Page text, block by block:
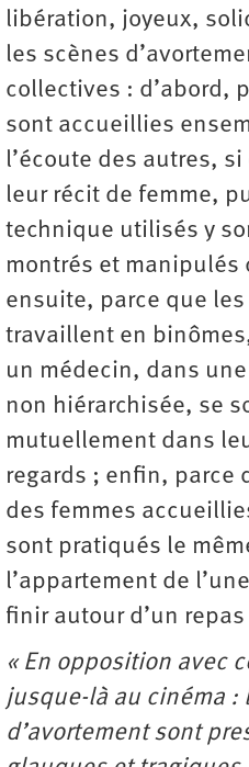
libération, joyeux,
les scènes
collectives : d’abord,
sont accueillies
l’écoute des autres,
leur récit de femme,
technique utilisés y
montrés et manipulés
ensuite, parce que
travaillent en
un médecin, dans
non hiérarchisée, se
mutuellement dans
regards ; enfin, parce
des femmes
sont pratiqués le
l’appartement de
finir autour d’un
« En opposition avec
jusque-là au cinéma :
d’avortement sont